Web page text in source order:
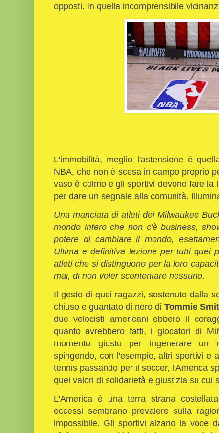
opposti. In quella incomprensibile
L'immobilità, meglio l'astensione è
NBA, che non è scesa in campo proprio
vaso è colmo e gli sportivi devono fare la
per dare un segnale alla comunità.
Una manciata di atleti dei Milwaukee
mondo intero che non c'è business,
potere di cambiare il mondo,
Ultima e definitiva lezione per tutti quei
atleti che si distinguono per la loro
mai, di non voler scontentare nessuno.
Il gesto di quei ragazzi, sostenuto dalla
chiuso e guantato di nero di Tommie
due velocisti americani ebbero il
quanto avrebbero fatti, i giocatori di
momento giusto per ingenerare un
spingendo, con l'esempio, altri sportivi e
tennis passando per il soccer, l'America
quei valori di solidarietà e giustizia su cui
L'America è una terra strana
eccessi sembrano prevalere sulla
impossibile. Gli sportivi alzano la voce